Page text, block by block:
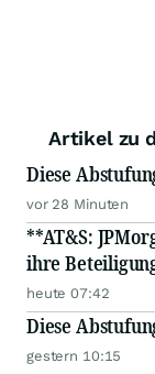
Artikel zu
Diese
vor 28 Minuten
**AT&S:
ihre
heute 07:42
Diese
gestern 10:15